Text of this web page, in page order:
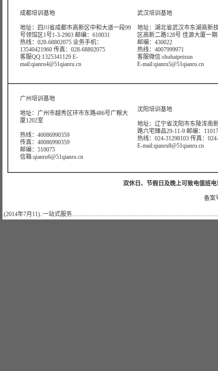
成都培训基地
地址：四川省成都市高新区中和大道一段99
号领馆区1号1-3-2903 邮编：610031
热线：028-68802075 业务手机：
13540421960 传真：028-68802075
客服QQ:1325341129 E-
mail:qianru4@51qianru.cn
武汉培训基地
地址：湖北省武汉市东湖高新
区高新二路128号 佳源大厦一
邮编：430022
热线：4007999971
客服微信:shuhaipeixun
E-mail:qianru5@51qianru.cn
广州培训基地
地址：广州市越秀区环市东路486号广粮大
厦1202室
热线：40086990359
传真：40086990359
邮编：510075
信箱:qianru6@51qianru.cn
沈阳培训基地
地址：辽宁省沈阳市东陵浑南
路六宅臻品29-11-9 邮编：
热线：024-31298103 传真：
E-mail:qianru8@51qianru.cn
双休日、节假日及晚上可致电值班电
备案
.(2014年7月11)..一站式服务